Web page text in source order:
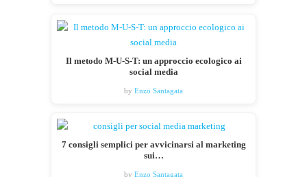
Il metodo M-U-S-T: un approccio ecologico ai
social media
by Enzo Santagata
7 consigli semplici per avvicinarsi al marketing
sui…
by Enzo Santagata